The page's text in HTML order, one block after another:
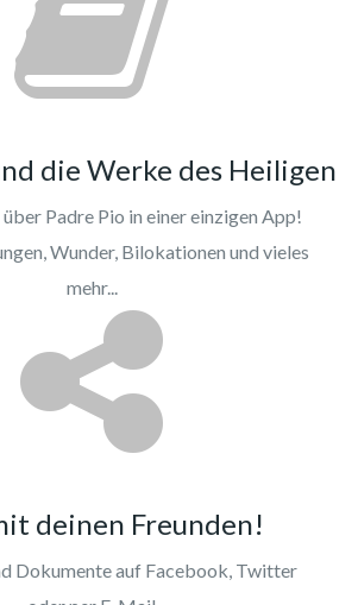
die Werke des Heiligen
Padre Pio in einer einzigen App!
Wunder, Bilokationen und vieles
mehr...
deinen Freunden!
Dokumente auf Facebook, Twitter